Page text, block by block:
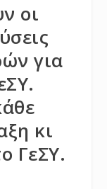
οι
για
κι
ΓεΣΥ.